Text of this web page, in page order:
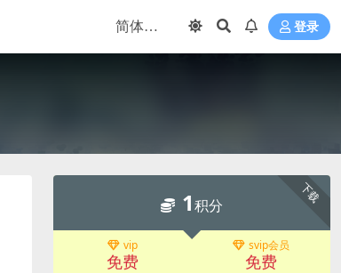
登录
下载
1积分
vip
免费
svip会员
免费